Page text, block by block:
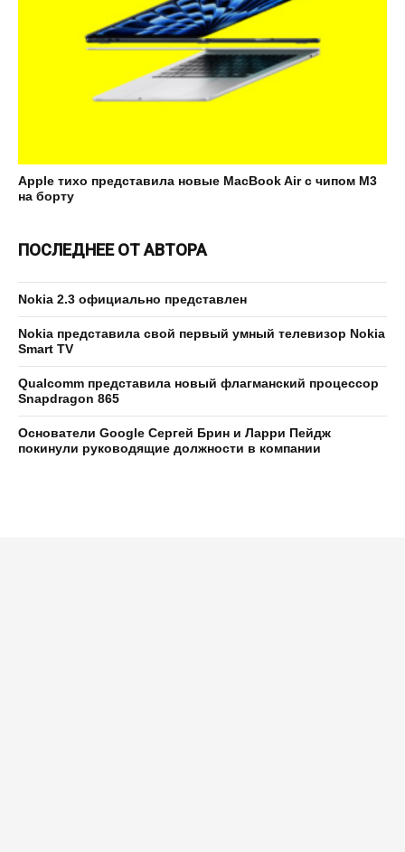
Apple тихо представила новые MacBook Air с чипом M3
на борту
ПОСЛЕДНЕЕ ОТ АВТОРА
Nokia 2.3 официально представлен
Nokia представила свой первый умный телевизор Nokia
Smart TV
Qualcomm представила новый флагманский процессор
Snapdragon 865
Основатели Google Сергей Брин и Ларри Пейдж
покинули руководящие должности в компании